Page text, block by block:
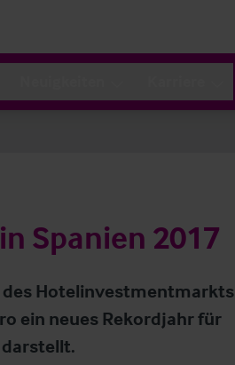
Spanien 2017
Hotelinvestmentmarkts
ein neues Rekordjahr für